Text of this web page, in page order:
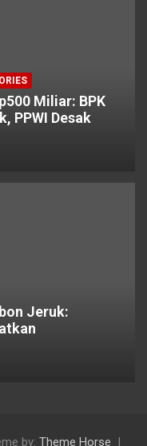
Miliar: BPK
PPWI Desak
Jeruk:
by: Theme Horse